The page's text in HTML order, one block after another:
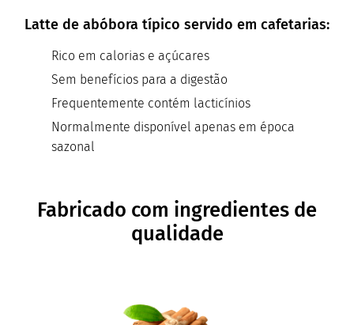
Latte de abóbora típico servido em cafetarias:
Rico em calorias e açúcares
Sem benefícios para a digestão
Frequentemente contém lacticínios
Normalmente disponível apenas em época
sazonal
Fabricado com ingredientes de
qualidade